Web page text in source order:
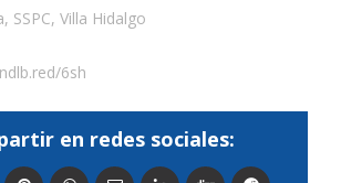
, SSPC, Villa Hidalgo
6sh
en redes sociales: